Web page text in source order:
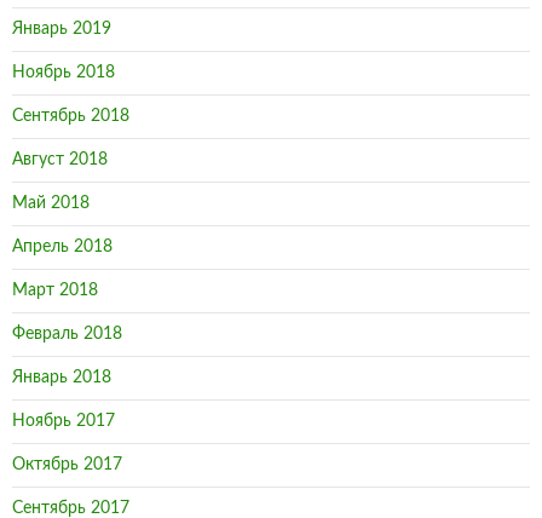
Январь 2019
Ноябрь 2018
Сентябрь 2018
Август 2018
Май 2018
Апрель 2018
Март 2018
Февраль 2018
Январь 2018
Ноябрь 2017
Октябрь 2017
Сентябрь 2017